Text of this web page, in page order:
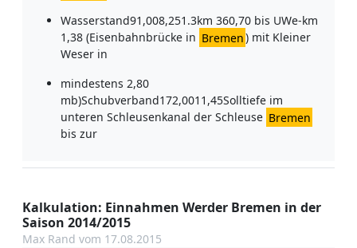
Wasserstand91,008,251.3km 360,70 bis UWe-km
1,38 (Eisenbahnbrücke in Bremen) mit Kleiner
Weser in
mindestens 2,80
mb)Schubverband172,0011,45Solltiefe im
unteren Schleusenkanal der Schleuse Bremen
bis zur
Kalkulation: Einnahmen Werder Bremen in der
Saison 2014/2015
Max Rand vom 17.08.2015